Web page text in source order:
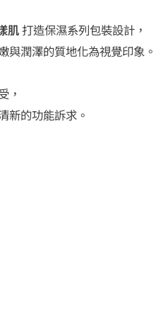
肌打造保濕系列包裝設計，
與潤澤的質地化為視覺印象。
，
新的功能訴求。